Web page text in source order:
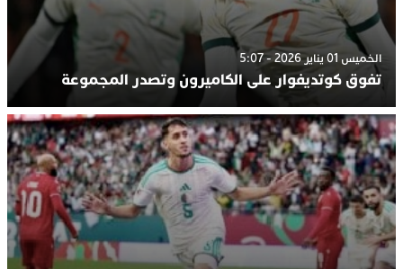
الخميس 01 يناير 2026 - 5:07
تفوق كوتديفوار على الكاميرون وتصدر المجموعة